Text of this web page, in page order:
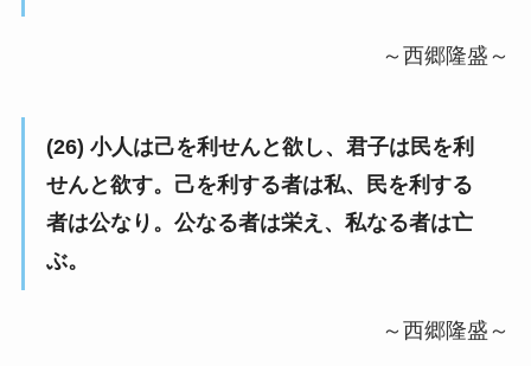
～西郷隆盛～
(26) 小人は己を利せんと欲し、君子は民を利
せんと欲す。己を利する者は私、民を利する
者は公なり。公なる者は栄え、私なる者は亡
ぶ。
～西郷隆盛～